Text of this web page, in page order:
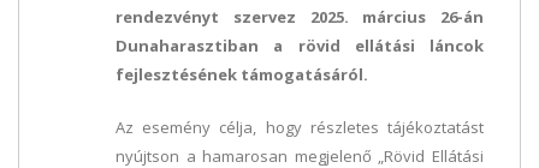
rendezvényt szervez 2025. március 26-án
Dunaharasztiban a rövid ellátási láncok
fejlesztésének támogatásáról.
Az esemény célja, hogy részletes tájékoztatást
nyújtson a hamarosan megjelenő „Rövid Ellátási